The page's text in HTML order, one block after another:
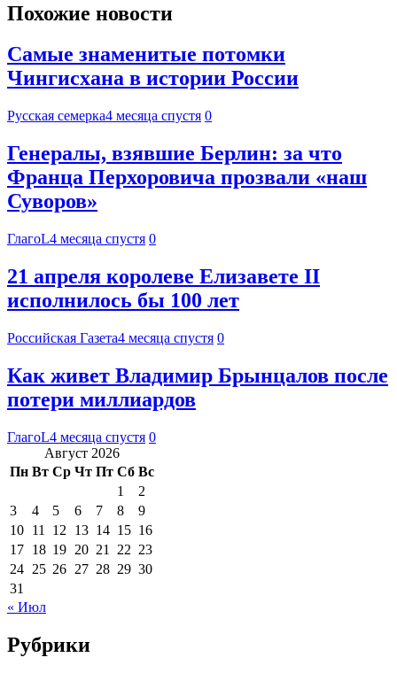
Похожие новости
Самые знаменитые потомки
Чингисхана в истории России
Русская семерка4 месяца спустя 0
Генералы, взявшие Берлин: за что
Франца Перхоровича прозвали «наш
Суворов»
ГлагоL4 месяца спустя 0
21 апреля королеве Елизавете II
исполнилось бы 100 лет
Российская Газета4 месяца спустя 0
Как живет Владимир Брынцалов после
потери миллиардов
ГлагоL4 месяца спустя 0
Август 2026
Пн Вт Ср Чт Пт Сб Вс
1
2
3
4 5 6 7 8
9
10 11 12 13 14 15 16
17 18 19 20 21 22 23
24 25 26 27 28 29 30
31
« Июл
Рубрики